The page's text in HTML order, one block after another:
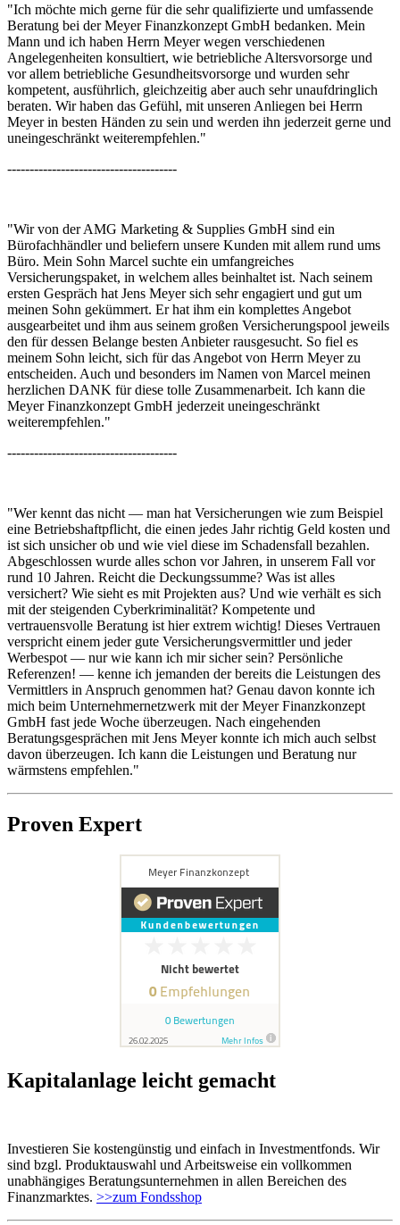
"Ich möchte mich gerne für die sehr qualifizierte und umfassende
Beratung bei der Meyer Finanzkonzept GmbH bedanken. Mein
Mann und ich haben Herrn Meyer wegen verschiedenen
Angelegenheiten konsultiert, wie betriebliche Altersvorsorge und
vor allem betriebliche Gesundheitsvorsorge und wurden sehr
kompetent, ausführlich, gleichzeitig aber auch sehr unaufdringlich
beraten. Wir haben das Gefühl, mit unseren Anliegen bei Herrn
Meyer in besten Händen zu sein und werden ihn jederzeit gerne und
uneingeschränkt weiterempfehlen."
--------------------------------------
"Wir von der AMG Marketing & Supplies GmbH sind ein
Bürofachhändler und beliefern unsere Kunden mit allem rund ums
Büro. Mein Sohn Marcel suchte ein umfangreiches
Versicherungspaket, in welchem alles beinhaltet ist. Nach seinem
ersten Gespräch hat Jens Meyer sich sehr engagiert und gut um
meinen Sohn gekümmert. Er hat ihm ein komplettes Angebot
ausgearbeitet und ihm aus seinem großen Versicherungspool jeweils
den für dessen Belange besten Anbieter rausgesucht. So fiel es
meinem Sohn leicht, sich für das Angebot von Herrn Meyer zu
entscheiden. Auch und besonders im Namen von Marcel meinen
herzlichen DANK für diese tolle Zusammenarbeit. Ich kann die
Meyer Finanzkonzept GmbH jederzeit uneingeschränkt
weiterempfehlen."
--------------------------------------
"Wer kennt das nicht — man hat Versicherungen wie zum Beispiel
eine Betriebshaftpflicht, die einen jedes Jahr richtig Geld kosten und
ist sich unsicher ob und wie viel diese im Schadensfall bezahlen.
Abgeschlossen wurde alles schon vor Jahren, in unserem Fall vor
rund 10 Jahren. Reicht die Deckungssumme? Was ist alles
versichert? Wie sieht es mit Projekten aus? Und wie verhält es sich
mit der steigenden Cyberkriminalität? Kompetente und
vertrauensvolle Beratung ist hier extrem wichtig! Dieses Vertrauen
verspricht einem jeder gute Versicherungsvermittler und jeder
Werbespot — nur wie kann ich mir sicher sein? Persönliche
Referenzen! — kenne ich jemanden der bereits die Leistungen des
Vermittlers in Anspruch genommen hat? Genau davon konnte ich
mich beim Unternehmernetzwerk mit der Meyer Finanzkonzept
GmbH fast jede Woche überzeugen. Nach eingehenden
Beratungsgesprächen mit Jens Meyer konnte ich mich auch selbst
davon überzeugen. Ich kann die Leistungen und Beratung nur
wärmstens empfehlen."
Proven Expert
Kapitalanlage leicht gemacht
Investieren Sie kostengünstig und einfach in Investmentfonds. Wir
sind bzgl. Produktauswahl und Arbeitsweise ein vollkommen
unabhängiges Beratungsunternehmen in allen Bereichen des
Finanzmarktes. >>zum Fondsshop